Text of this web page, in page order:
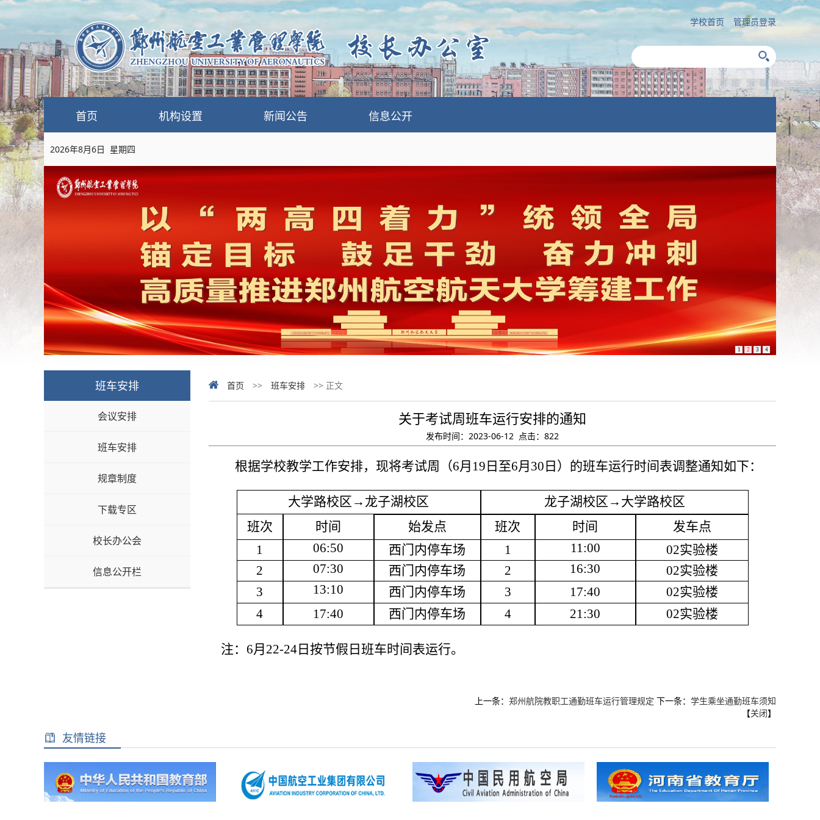
管理员登录
学校首页
首页 机构设置 新闻公告 信息公开
2026年8月6日 星期四
1 2 3 4
班车安排
会议安排
班车安排
规章制度
下载专区
校长办公会
信息公开栏
首页 >> 班车安排 >> 正文
关于考试周班车运行安排的通知
发布时间：2023-06-12 点击： 822
根据学校教学工作安排， 现将考试周 （6月19日至6月30日 ）的班车运行时间表调整通知如下：
大学路校区 →龙子湖校区 龙子湖校区 →大学路校区
班次
时间 始发点 班次 时间
发车点
1
06:50 西门内停车场 1 11:00 02实验楼
2
07:30 西门内停车场 2 16:30 02实验楼
3
13:10 西门内停车场 3 17:40 02实验楼
4
17:40 西门内停车场 4 21:30 02实验楼
注： 6月22-24日按节假日班车时间表运行。
上一条： 郑州航院教职工通勤班车运行管理规定 下一条： 学生乘坐通勤班车须知
【关闭】
友情链接